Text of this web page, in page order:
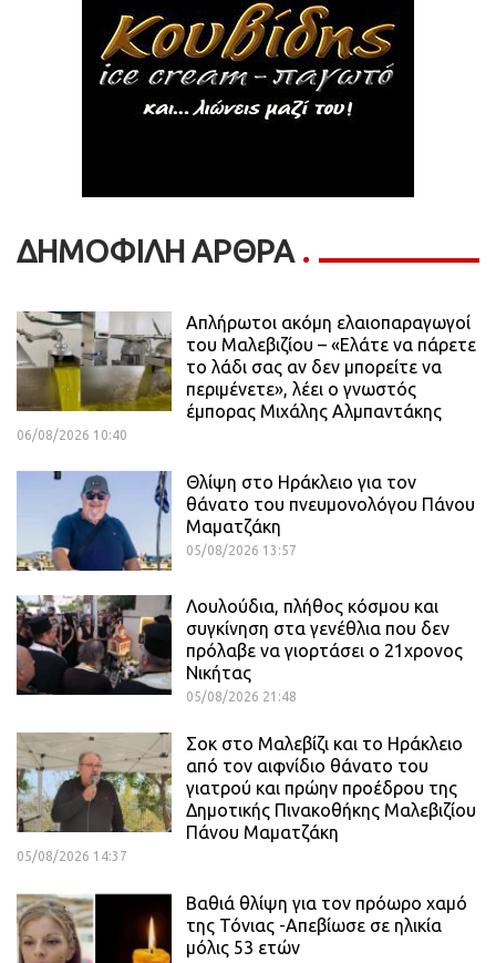
ΔΗΜΟΦΙΛΗ ΑΡΘΡΑ
Απλήρωτοι ακόμη ελαιοπαραγωγοί
του Μαλεβιζίου – «Ελάτε να πάρετε
το λάδι σας αν δεν μπορείτε να
περιμένετε», λέει ο γνωστός
έμπορας Μιχάλης Αλμπαντάκης
06/08/2026 10:40
Θλίψη στο Ηράκλειο για τον
θάνατο του πνευμονολόγου Πάνου
Μαματζάκη
05/08/2026 13:57
Λουλούδια, πλήθος κόσμου και
συγκίνηση στα γενέθλια που δεν
πρόλαβε να γιορτάσει ο 21χρονος
Νικήτας
05/08/2026 21:48
Σοκ στο Μαλεβίζι και το Ηράκλειο
από τον αιφνίδιο θάνατο του
γιατρού και πρώην προέδρου της
Δημοτικής Πινακοθήκης Μαλεβιζίου
Πάνου Μαματζάκη
05/08/2026 14:37
Βαθιά θλίψη για τον πρόωρο χαμό
της Τόνιας -Απεβίωσε σε ηλικία
μόλις 53 ετών